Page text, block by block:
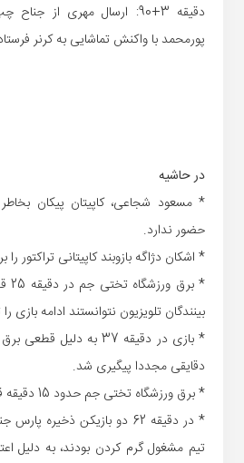
دقیقه 3+90: ارسال مهری از
پورمحمد با واکنش تماشایی به کرنر
در حاشیه
* مسعود شجاعی، کاپیتان پیکان
حضور ندارد.
* اشکان دژاگه بازوبند کاپیتانی تراکتور
*
بینندگان تلویزیون نتوانستند ادامه بازی
* بازی در دقیقه 37 به
دقایقی مجددا پیگیری شد.
* برق ورزشگاه تختی جم حدود 15 دقیقه قطع شده بود.
* در دقیقه 62 دو بازیکن
تیم مشغول گرم کردن بودند، به دلیل